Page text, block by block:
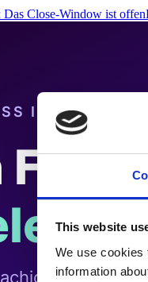
This website
We use cookies
information
Das Close-Window ist